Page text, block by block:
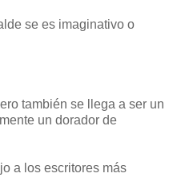
se es imaginativo o
también se llega a ser un
un dorador de
a los escritores más